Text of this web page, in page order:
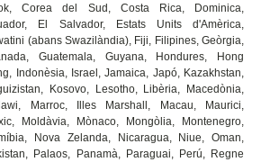
Corea del Sud, Costa Rica, Dominica,
El Salvador, Estats Units d'Amèrica,
(abans Swazilàndia), Fiji, Filipines, Geòrgia,
Guatemala, Guyana, Hondures, Hong
Indonèsia, Israel, Jamaica, Japó, Kazakhstan,
Kosovo, Lesotho, Libèria, Macedònia,
Marroc, Illes Marshall, Macau, Maurici,
Moldàvia, Mònaco, Mongòlia, Montenegro,
Nova Zelanda, Nicaragua, Niue, Oman,
Palaos, Panamà, Paraguai, Perú, Regne